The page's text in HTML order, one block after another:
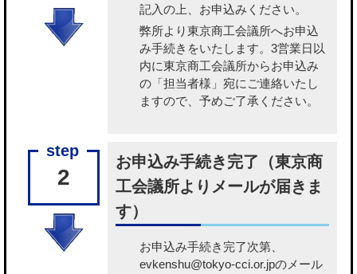
記入の上、お申込みください。
弊所より東京商工会議所へお申込
み手続きをいたします。3営業日以
内に東京商工会議所からお申込み
の「担当者様」宛にご連絡いたし
ますので、予めご了承ください。
2
お申込み手続き完了（東京商
工会議所よりメールが届きま
す）
お申込み手続き完了次第、
evkenshu@tokyo-cci.or.jpのメール